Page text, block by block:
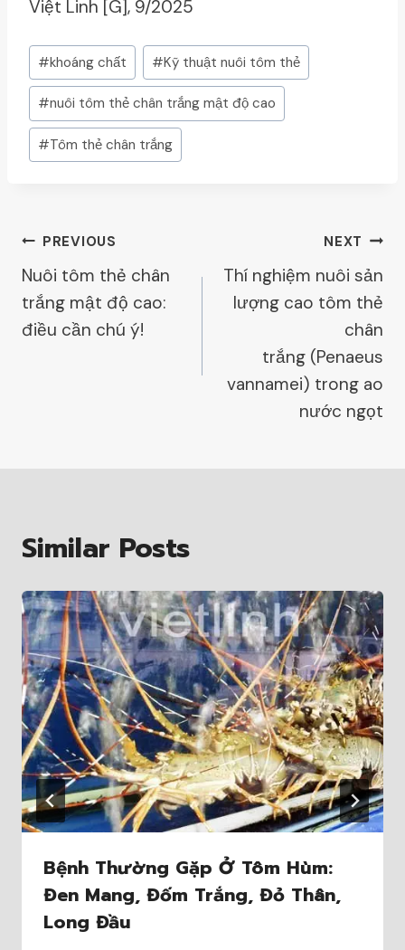
Việt Linh [G], 9/2025
Post
Tags:
#khoáng chất #Kỹ thuật nuôi tôm thẻ
#nuôi tôm thẻ chân trắng mật độ cao
#Tôm thẻ chân trắng
Post
Navigation
PREVIOUS
Nuôi tôm thẻ chân
trắng mật độ cao:
điều cần chú ý!
NEXT
Thí nghiệm nuôi sản
lượng cao tôm thẻ
chân
trắng (Penaeus
vannamei) trong ao
nước ngọt
Similar Posts
Bệnh Thường Gặp Ở Tôm Hùm:
Đen Mang, Đốm Trắng, Đỏ Thân,
Long Đầu